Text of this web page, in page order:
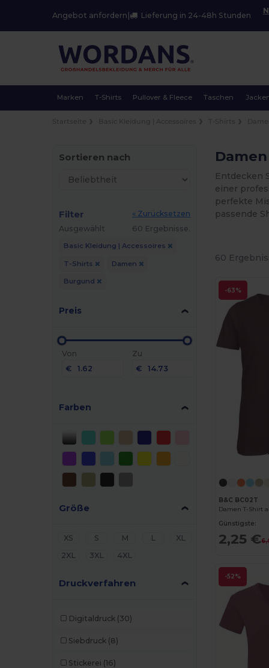
Angebot anfordern Lieferung in 24-48h Stunden
Marken T-Shirts Pullover & Fleece Taschen
Sortieren nach
Filter
« Zurücksetzen
Ausgewählt
60 Ergebnisse.
Basic Kleidung | Accessoires
T-Shirts Damen
Burgund
Preis
Von
€
Zu
€
Farben
Größe
XS S M L
XL
2XL
3XL 4XL
Druckverfahren
Digitaldruck (30)
Siebdruck (8)
Stickerei (16)
Entdecken
einer
perfekte
passende
60
-63%
B&C BC02T
Damen T-Shirt
Günstigste:
2,25 €
-52%